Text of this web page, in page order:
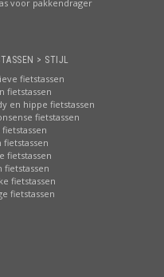
voor pakkendrager
> STIJL
fietstassen
fietstassen
en hippe fietstassen
fietstassen
fietstassen
fietstassen
fietstassen
fietstassen
fietstassen